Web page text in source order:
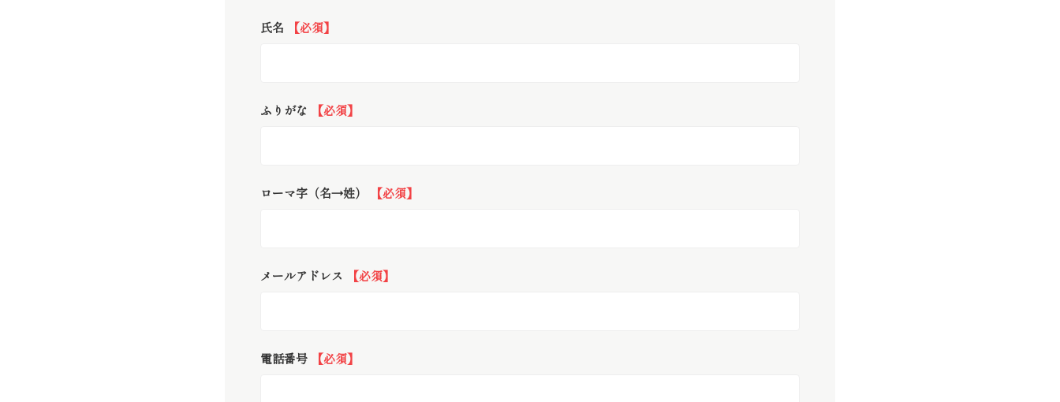
氏名 【必須】
ふりがな 【必須】
ローマ字（名→姓） 【必須】
メールアドレス 【必須】
電話番号 【必須】